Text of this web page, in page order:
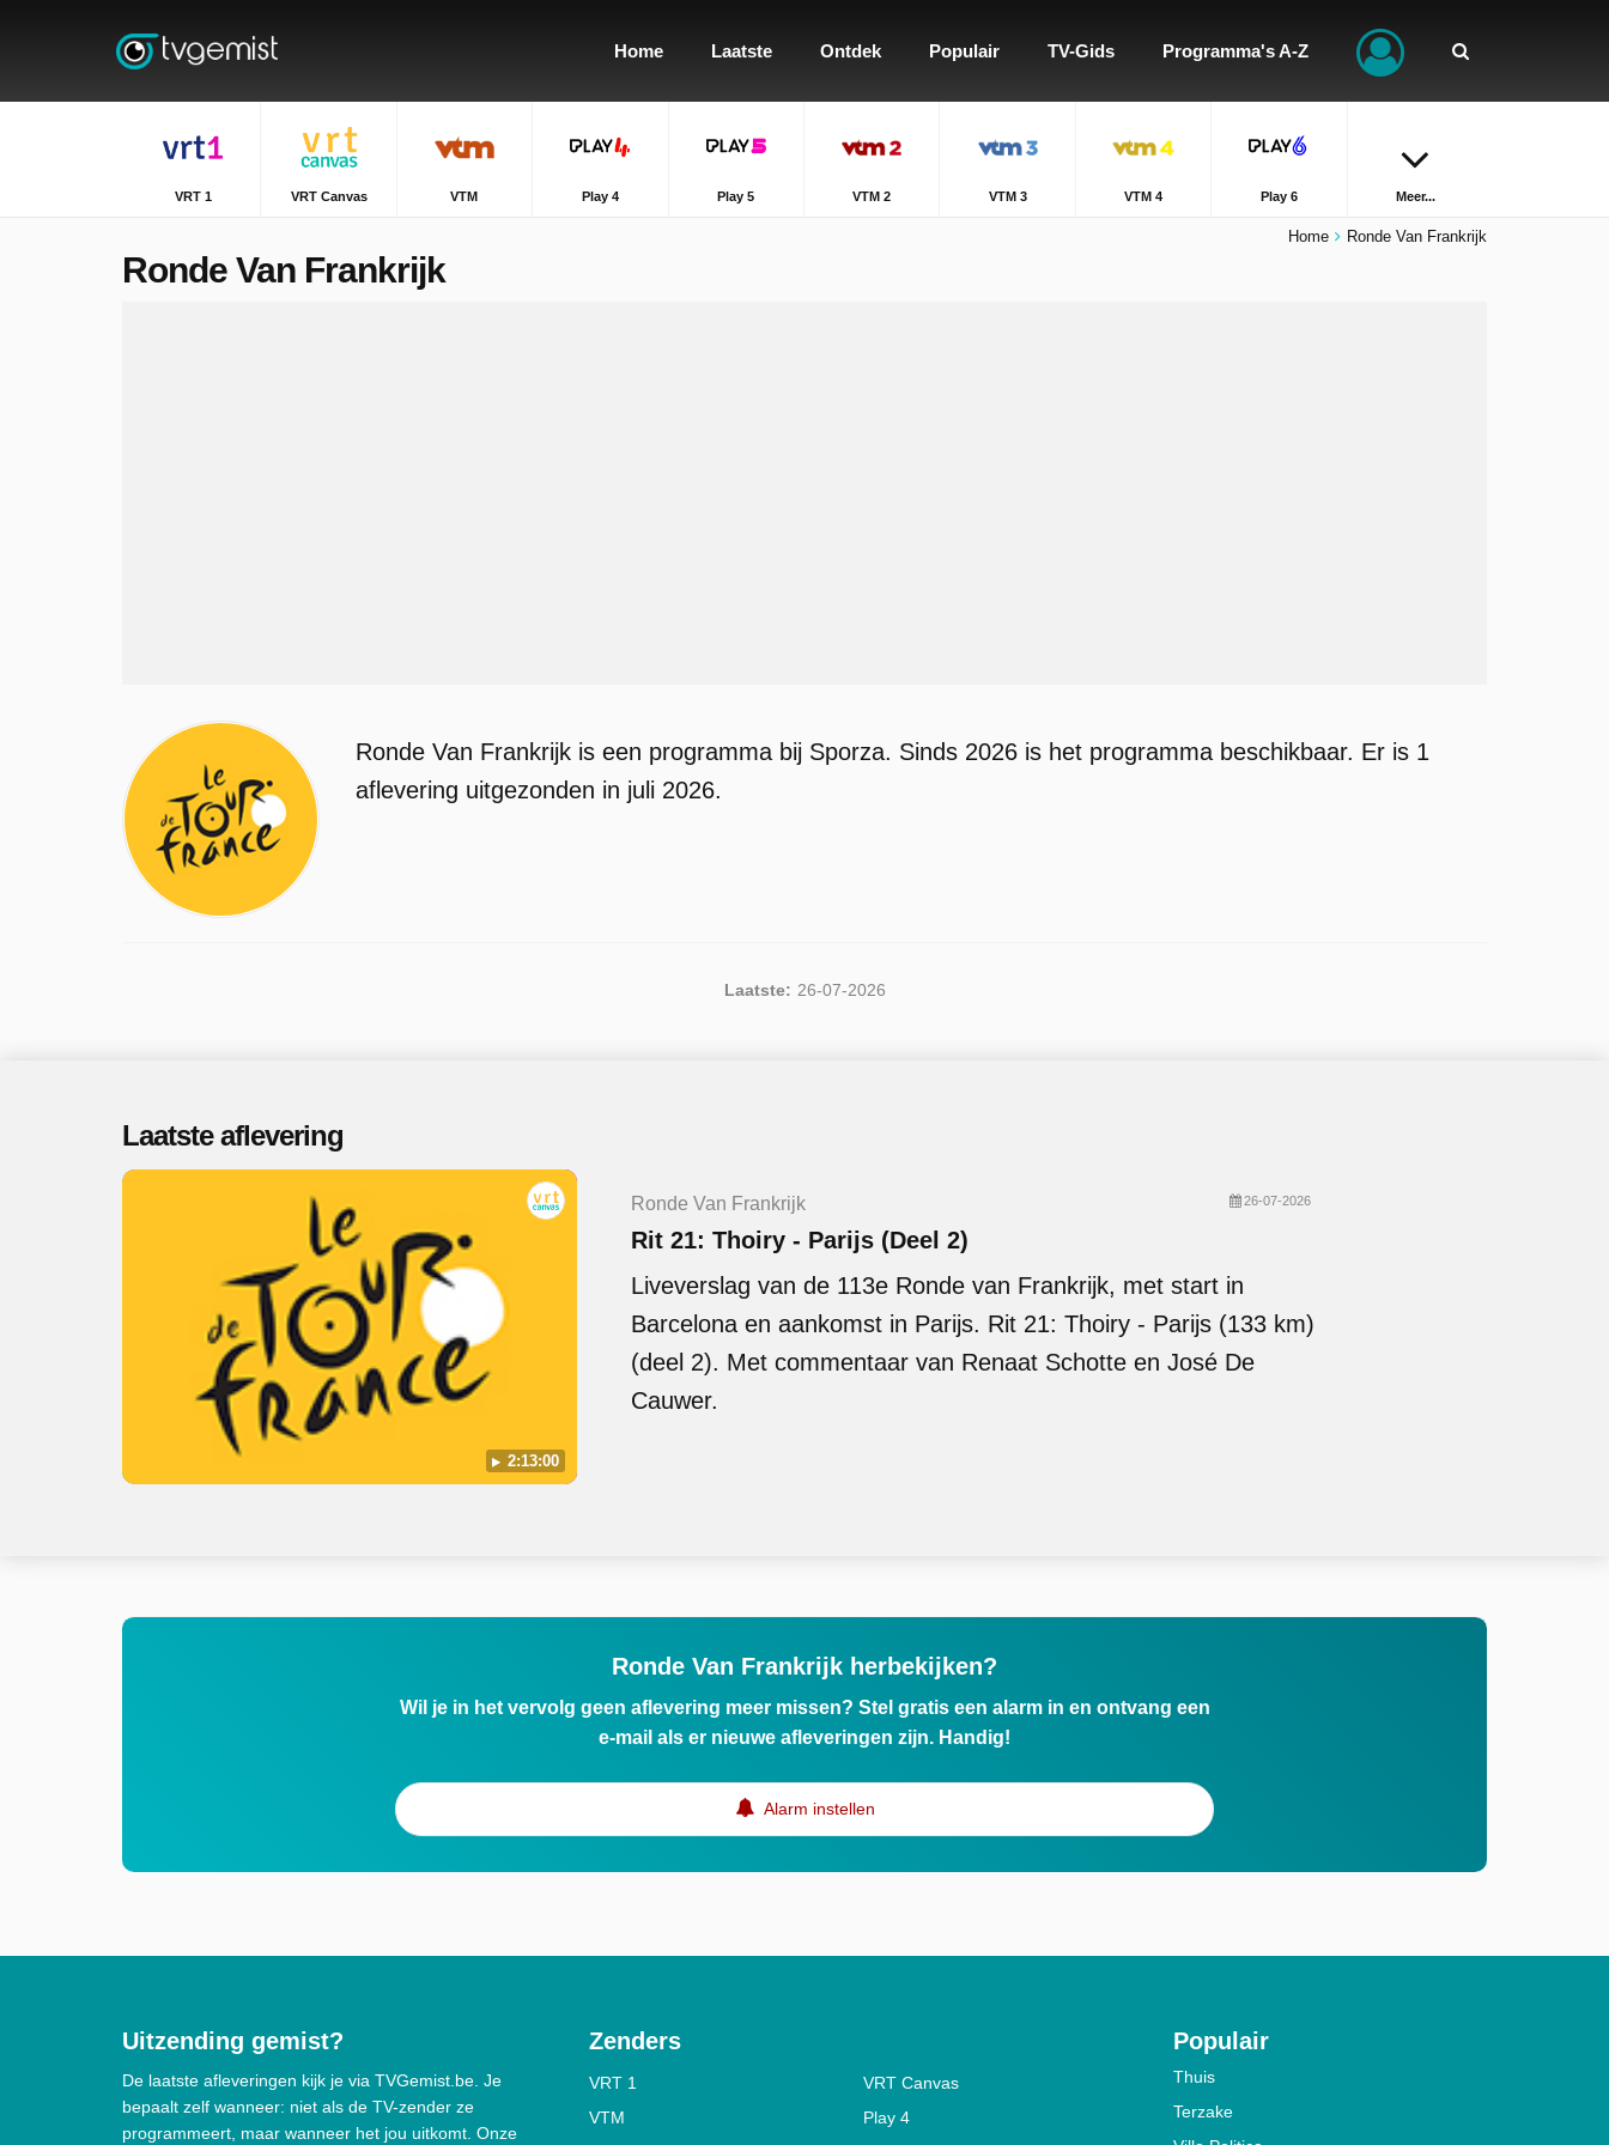
Home Laatste Ontdek Populair TV-Gids Programma's A-Z
VRT 1 VRT Canvas VTM Play 4 Play 5 VTM 2 VTM 3 VTM 4 Play 6 Meer...
Home Ronde Van Frankrijk
Ronde Van Frankrijk
Ronde Van Frankrijk is een programma bij Sporza. Sinds 2026 is het programma beschikbaar. Er is 1
aflevering uitgezonden in juli 2026.
Laatste: 26-07-2026
Laatste aflevering
2:13:00
Ronde Van Frankrijk 26-07-2026
Rit 21: Thoiry - Parijs (Deel 2)
Liveverslag van de 113e Ronde van Frankrijk, met start in
Barcelona en aankomst in Parijs. Rit 21: Thoiry - Parijs (133 km)
(deel 2). Met commentaar van Renaat Schotte en José De
Cauwer.
Ronde Van Frankrijk herbekijken?
Wil je in het vervolg geen aflevering meer missen? Stel gratis een alarm in en ontvang een
e-mail als er nieuwe afleveringen zijn. Handig!
Alarm instellen
Uitzending gemist?
De laatste afleveringen kijk je via TVGemist.be. Je
bepaalt zelf wanneer: niet als de TV-zender ze
programmeert, maar wanneer het jou uitkomt. Onze
Zenders
VRT 1
VRT Canvas
VTM
Play 4
Populair
Thuis
Terzake